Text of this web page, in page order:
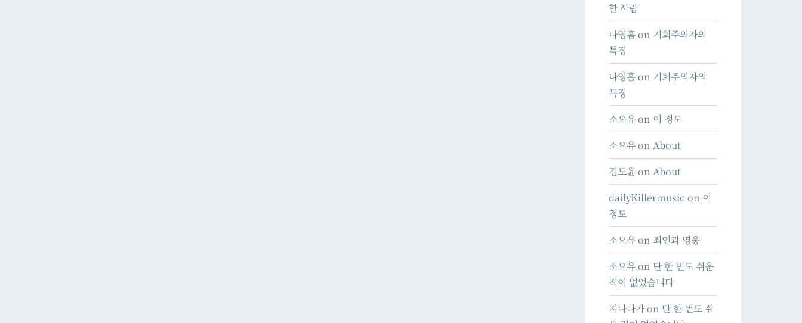
할 사람
나영흠on 기회주의자의
특징
나영흠on 기회주의자의
특징
소요유on 이 정도
소요유on About
김도윤on About
dailyKillermusic on 이
정도
소요유on 죄인과 영웅
소요유on 단 한 번도 쉬운
적이 없었습니다
지나다가on 단 한 번도 쉬